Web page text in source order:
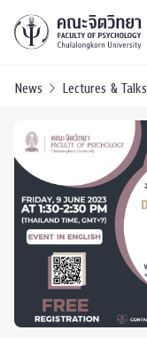
News Lectures & Talks